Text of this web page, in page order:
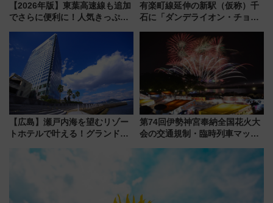
【2026年版】東葉高速線も追加
でさらに便利に！人気きっぷ
今年も発売 秋・早春に千葉県を
巡るなら使い勝手・コスパ抜群
有楽町線延伸の新駅（仮称）千
石に「ダンデライオン・チョコ
1億円出資で挑む新時代のまちづ
くりとは？
【広島】瀬戸内海を望むリゾー
トホテルで叶える！グランドプ
第74回伊勢神宮奉納全国花火大
会の交通規制・臨時列車マッ